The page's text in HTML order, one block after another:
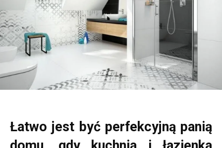
Łatwo jest być perfekcyjną panią